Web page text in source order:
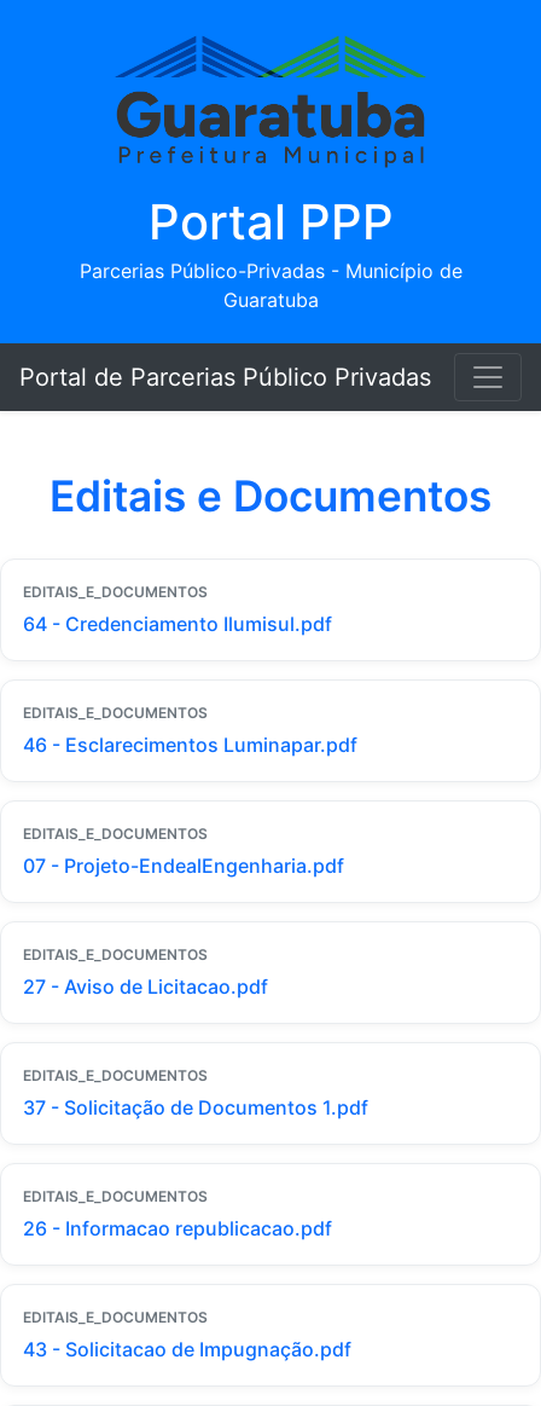
Portal PPP
Parcerias Público-Privadas - Município de
Guaratuba
Portal de Parcerias Público Privadas
Editais e Documentos
EDITAIS_E_DOCUMENTOS
64 - Credenciamento Ilumisul.pdf
EDITAIS_E_DOCUMENTOS
46 - Esclarecimentos Luminapar.pdf
EDITAIS_E_DOCUMENTOS
07 - Projeto-EndealEngenharia.pdf
EDITAIS_E_DOCUMENTOS
27 - Aviso de Licitacao.pdf
EDITAIS_E_DOCUMENTOS
37 - Solicitação de Documentos 1.pdf
EDITAIS_E_DOCUMENTOS
26 - Informacao republicacao.pdf
EDITAIS_E_DOCUMENTOS
43 - Solicitacao de Impugnação.pdf